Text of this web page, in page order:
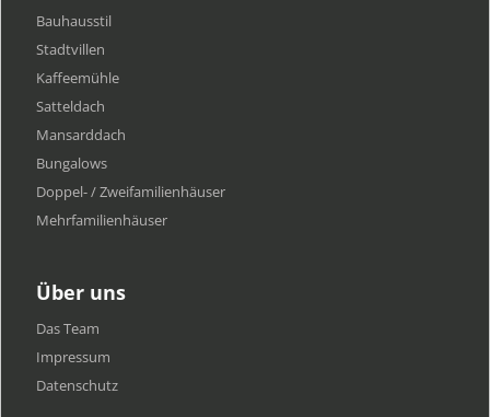
Bauhausstil
Stadtvillen
Kaffeemühle
Satteldach
Mansarddach
Bungalows
Doppel- / Zweifamilienhäuser
Mehrfamilien​häuser
Über uns
Das Team
Impressum
Datenschutz